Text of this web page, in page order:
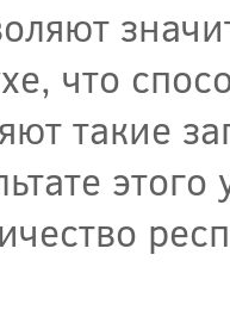
что
такие